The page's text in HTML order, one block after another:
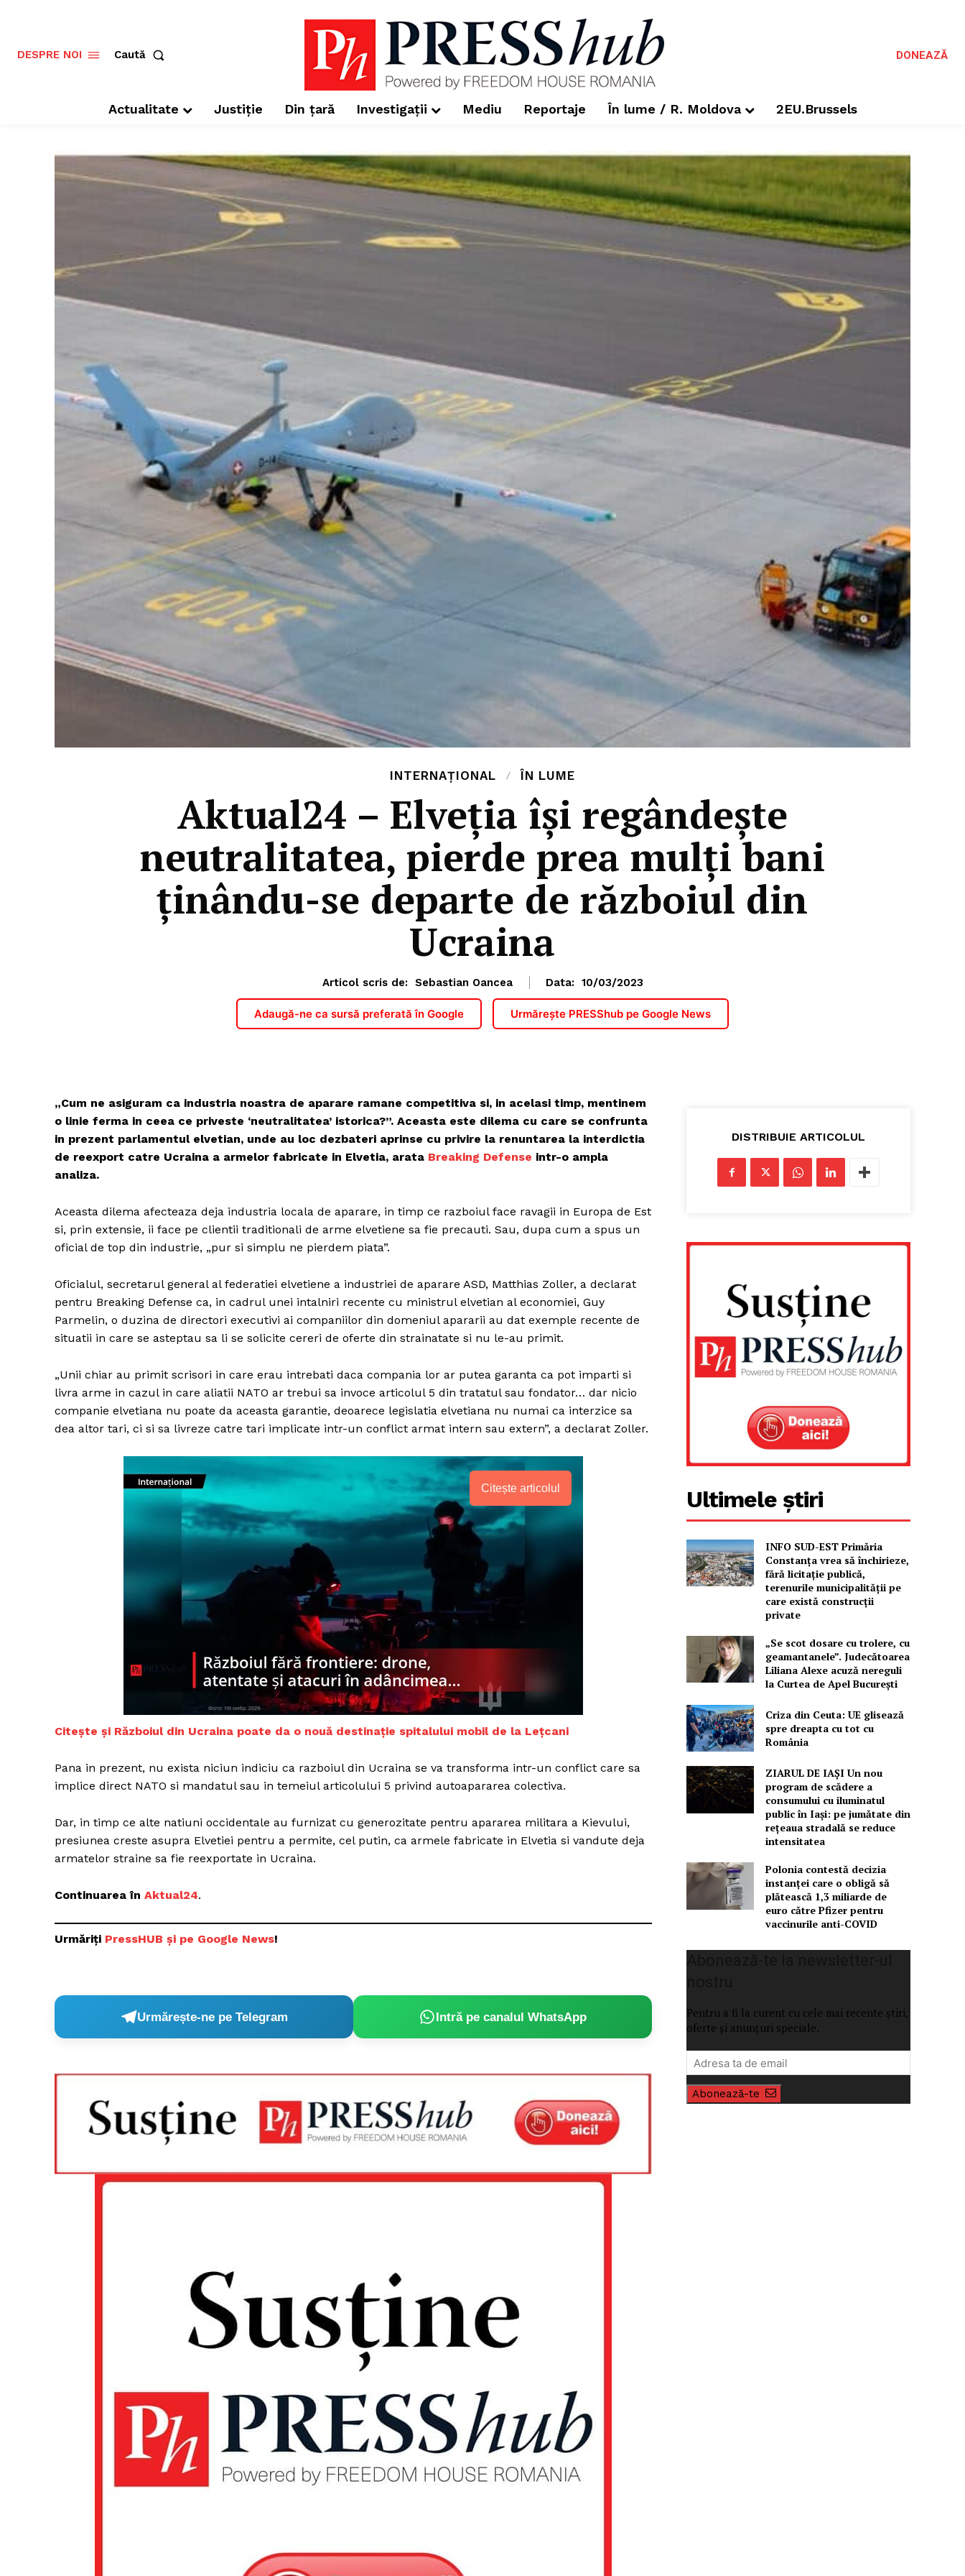
Un proiect
FREEDOM HOUSE
ROMÂNIA
PRESShub
Despre noi / Echipa
Proiecte editoriale
DESPRE NOI Caută DONEAZĂ
Actualitate Justiție Din țară Investigații Mediu Reportaje În lume / R. Moldova 2EU.Brussels
INTERNAȚIONAL ÎN LUME
Aktual24 – Elveția își regândește
neutralitatea, pierde prea mulți bani
ținându-se departe de războiul din
Ucraina
Articol scris de: Sebastian Oancea Data: 10/03/2023
Adaugă-ne ca sursă preferată în Google Urmărește PRESShub pe Google News
„Cum ne asiguram ca industria noastra de aparare ramane competitiva si, in acelasi timp, mentinem
o linie ferma in ceea ce priveste ‘neutralitatea’ istorica?”. Aceasta este dilema cu care se confrunta
in prezent parlamentul elvetian, unde au loc dezbateri aprinse cu privire la renuntarea la interdictia
de reexport catre Ucraina a armelor fabricate in Elvetia, arata Breaking Defense intr-o ampla
analiza.
Aceasta dilema afecteaza deja industria locala de aparare, in timp ce razboiul face ravagii in Europa de Est
si, prin extensie, ii face pe clientii traditionali de arme elvetiene sa fie precauti. Sau, dupa cum a spus un
oficial de top din industrie, „pur si simplu ne pierdem piata”.
Oficialul, secretarul general al federatiei elvetiene a industriei de aparare ASD, Matthias Zoller, a declarat
pentru Breaking Defense ca, in cadrul unei intalniri recente cu ministrul elvetian al economiei, Guy
Parmelin, o duzina de directori executivi ai companiilor din domeniul apararii au dat exemple recente de
situatii in care se asteptau sa li se solicite cereri de oferte din strainatate si nu le-au primit.
„Unii chiar au primit scrisori in care erau intrebati daca compania lor ar putea garanta ca pot imparti si
livra arme in cazul in care aliatii NATO ar trebui sa invoce articolul 5 din tratatul sau fondator… dar nicio
companie elvetiana nu poate da aceasta garantie, deoarece legislatia elvetiana nu numai ca interzice sa
dea altor tari, ci si sa livreze catre tari implicate intr-un conflict armat intern sau extern”, a declarat Zoller.
Citește articolul
Citește și Războiul din Ucraina poate da o nouă destinație spitalului mobil de la Leţcani
Pana in prezent, nu exista niciun indiciu ca razboiul din Ucraina se va transforma intr-un conflict care sa
implice direct NATO si mandatul sau in temeiul articolului 5 privind autoapararea colectiva.
Dar, in timp ce alte natiuni occidentale au furnizat cu generozitate pentru apararea militara a Kievului,
presiunea creste asupra Elvetiei pentru a permite, cel putin, ca armele fabricate in Elvetia si vandute deja
armatelor straine sa fie reexportate in Ucraina.
Continuarea în Aktual24.
Urmăriți PressHUB și pe Google News!
Urmărește-ne pe Telegram Intră pe canalul WhatsApp
DISTRIBUIE ARTICOLUL
Ultimele știri
INFO SUD-EST Primăria
Constanța vrea să închirieze,
fără licitație publică,
terenurile municipalității pe
care există construcții
private
„Se scot dosare cu trolere, cu
geamantanele”. Judecătoarea
Liliana Alexe acuză nereguli
la Curtea de Apel București
Criza din Ceuta: UE glisează
spre dreapta cu tot cu
România
ZIARUL DE IAȘI Un nou
program de scădere a
consumului cu iluminatul
public în Iași: pe jumătate din
rețeaua stradală se reduce
intensitatea
Polonia contestă decizia
instanței care o obligă să
plătească 1,3 miliarde de
euro către Pfizer pentru
vaccinurile anti-COVID
Pentru a fi la curent cu cele mai recente știri,
oferte și anunțuri speciale.
Abonează-te